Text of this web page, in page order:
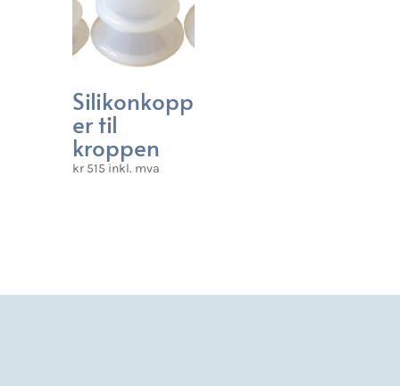
Silikonkopp
er til
kroppen
kr515 inkl. mva